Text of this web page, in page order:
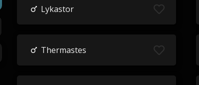
Lykastor
Thermastes